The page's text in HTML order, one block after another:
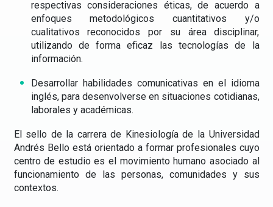
respectivas consideraciones éticas, de acuerdo a
enfoques metodológicos cuantitativos y/o
cualitativos reconocidos por su área disciplinar,
utilizando de forma eficaz las tecnologías de la
información.
Desarrollar habilidades comunicativas en el idioma
inglés, para desenvolverse en situaciones cotidianas,
laborales y académicas.
El sello de la carrera de Kinesiología de la Universidad
Andrés Bello está orientado a formar profesionales cuyo
centro de estudio es el movimiento humano asociado al
funcionamiento de las personas, comunidades y sus
contextos.